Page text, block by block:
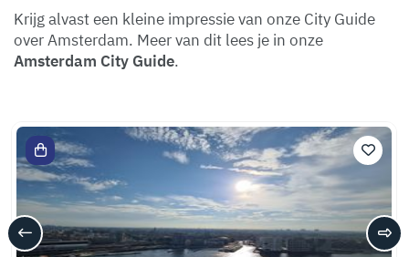
Krijg alvast een kleine impressie van onze City Guide
over Amsterdam. Meer van dit lees je in onze
Amsterdam City Guide.